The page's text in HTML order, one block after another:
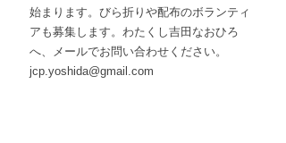
始まります。びら折りや配布のボランティ
アも募集します。わたくし吉田なおひろ
へ、メールでお問い合わせください。
jcp.yoshida@gmail.com